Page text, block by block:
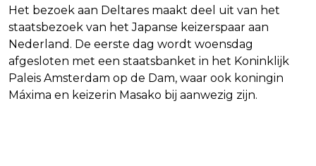
Het bezoek aan Deltares maakt deel uit van het
staatsbezoek van het Japanse keizerspaar aan
Nederland. De eerste dag wordt woensdag
afgesloten met een staatsbanket in het Koninklijk
Paleis Amsterdam op de Dam, waar ook koningin
Máxima en keizerin Masako bij aanwezig zijn.